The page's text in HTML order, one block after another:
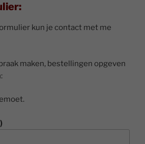
kun je contact met me
maken, bestellingen opgeven